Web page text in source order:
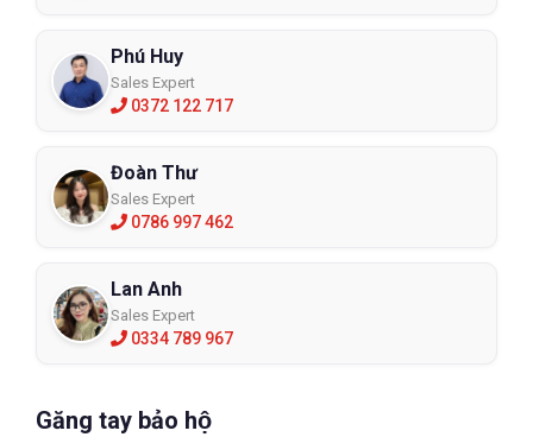
Phú Huy
Sales Expert
0372 122 717
Đoàn Thư
Sales Expert
0786 997 462
Lan Anh
Sales Expert
0334 789 967
Găng tay bảo hộ